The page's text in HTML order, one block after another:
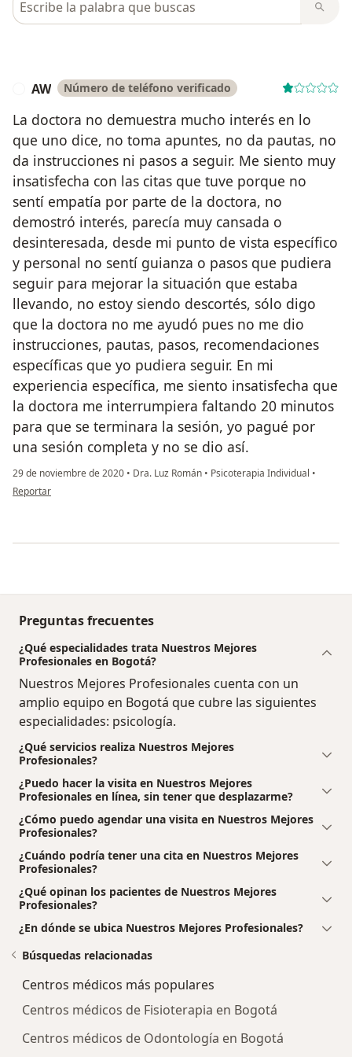
educación de los hijos, deseo de morir, relaciones
hiperactividad, compulsiones, problemas familiares,
miedo, anorexia, autoestima, soledad, adicción al
juego, melancolía, alcoholismo, desamor, timidez,
dificultad para olvidar, agresividad, violencia sexual,
dependencia emocional, tristeza, ideas que
obsesionan, frustración, depresión, inapetencia,
sufrimiento, orientación profesional, depresión, celos,
dificultades laborales, desamparo, sentimientos de
persecución, dificultad para decidir, dificultades
sexuales, pérdidas, fragilidad emocional, dificultades
para dormir, deseo de morirse, relaciones sociales,
relación de pareja, adicciones, hiperactividad,
compulsiones, problemas familiares.
AW Número de teléfono verificado
La doctora no demuestra mucho interés en lo
que uno dice, no toma apuntes, no da pautas, no
da instrucciones ni pasos a seguir. Me siento muy
insatisfecha con las citas que tuve porque no
sentí empatía por parte de la doctora, no
demostró interés, parecía muy cansada o
desinteresada, desde mi punto de vista específico
y personal no sentí guianza o pasos que pudiera
seguir para mejorar la situación que estaba
llevando, no estoy siendo descortés, sólo digo
que la doctora no me ayudó pues no me dio
instrucciones, pautas, pasos, recomendaciones
específicas que yo pudiera seguir. En mi
experiencia específica, me siento insatisfecha que
la doctora me interrumpiera faltando 20 minutos
para que se terminara la sesión, yo pagué por
una sesión completa y no se dio así.
29 de noviembre de 2020 • Dra. Luz Román • Psicoterapia Individual •
en opinión del usuario AW
Reportar
Preguntas frecuentes
¿Qué especialidades trata Nuestros Mejores
Profesionales en Bogotá?
Nuestros Mejores Profesionales cuenta con un
amplio equipo en Bogotá que cubre las siguientes
especialidades: psicología.
¿Qué servicios realiza Nuestros Mejores
Profesionales?
¿Puedo hacer la visita en Nuestros Mejores
Profesionales en línea, sin tener que desplazarme?
¿Cómo puedo agendar una visita en Nuestros Mejores
Profesionales?
¿Cuándo podría tener una cita en Nuestros Mejores
Profesionales?
¿Qué opinan los pacientes de Nuestros Mejores
Profesionales?
¿En dónde se ubica Nuestros Mejores Profesionales?
Búsquedas relacionadas
Centros médicos más populares
Centros médicos de Fisioterapia en Bogotá
Centros médicos de Odontología en Bogotá